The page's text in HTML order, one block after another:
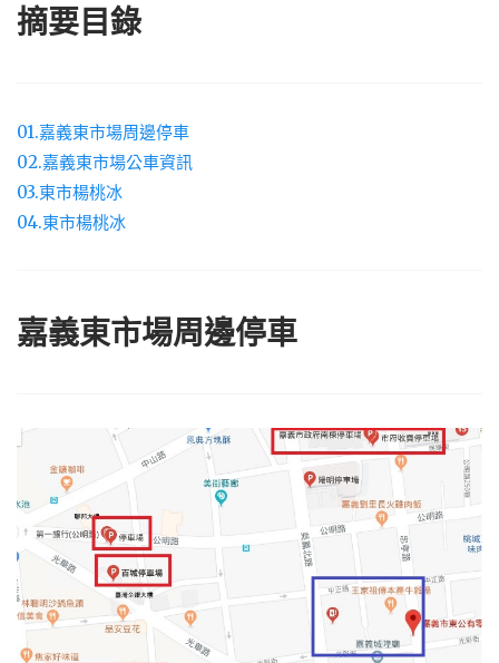
摘要目錄
01.嘉義東市場周邊停車
02.嘉義東市場公車資訊
03.東市楊桃冰
04.東市楊桃冰
嘉義東市場周邊停車